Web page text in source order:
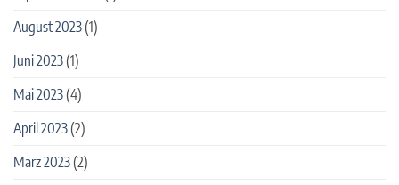
August 2023(1)
Juni 2023(1)
Mai 2023(4)
April 2023(2)
März 2023(2)